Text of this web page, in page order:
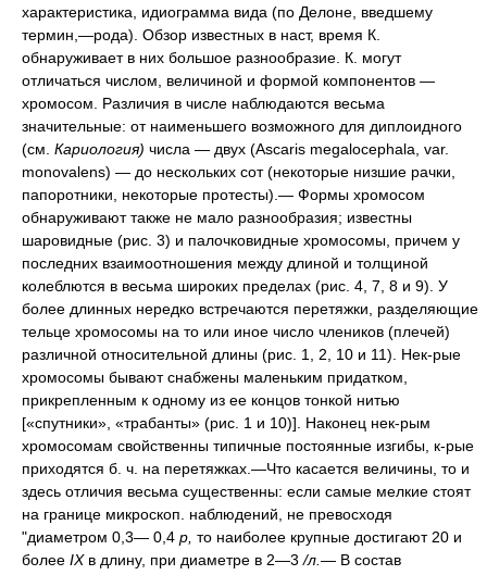
характеристика, идиограмма вида (по Делоне, введшему
термин,—рода). Обзор известных в наст, время К.
обнаруживает в них большое разнообразие. К. могут
отличаться числом, величиной и формой компонентов —
хромосом. Различия в числе наблюдаются весьма
значительные: от наименьшего возможного для диплоидного
(см. Кариология) числа — двух (Ascaris megalocephala, var.
monovalens) — до нескольких сот (некоторые низшие рачки,
папоротники, некоторые протесты).— Формы хромосом
обнаруживают также не мало разнообразия; известны
шаровидные (рис. 3) и палочковидные хромосомы, причем у
последних взаимоотношения между длиной и толщиной
колеблются в весьма широких пределах (рис. 4, 7, 8 и 9). У
более длинных нередко встречаются перетяжки, разделяющие
тельце хромосомы на то или иное число члеников (плечей)
различной относительной длины (рис. 1, 2, 10 и 11). Нек-рые
хромосомы бывают снабжены маленьким придатком,
прикрепленным к одному из ее концов тонкой нитью
[«спутники», «трабанты» (рис. 1 и 10)]. Наконец нек-рым
хромосомам свойственны типичные постоянные изгибы, к-рые
приходятся б. ч. на перетяжках.—Что касается величины, то и
здесь отличия весьма существенны: если самые мелкие стоят
на границе микроскоп. наблюдений, не превосходя
"диаметром 0,3— 0,4 р, то наиболее крупные достигают 20 и
более IX в длину, при диаметре в 2—3/л. — В состав